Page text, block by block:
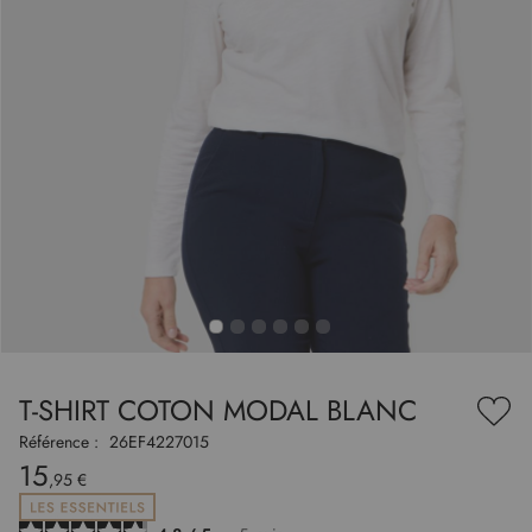
T-SHIRT COTON MODAL BLANC
à
Référence : 26EF4227015
15,95 €